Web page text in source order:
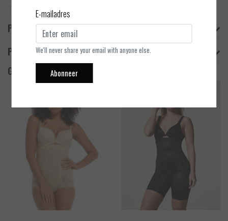
Toevoegen aan vergelijking
Productomschrijving
Product informatie
Gerelateerde producten
E-mailadres
We'll never share your email with anyone else.
Abonneer